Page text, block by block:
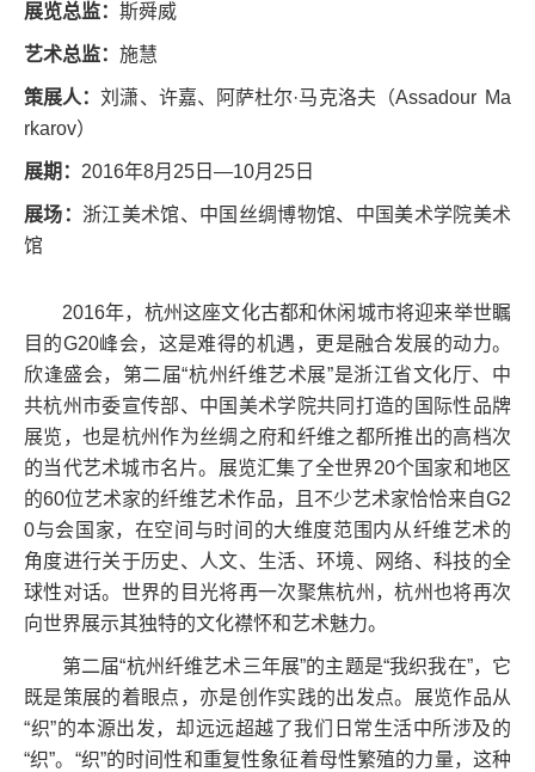
展览总监： 斯舜威
艺术总监： 施慧
策展人：刘潇、许嘉、阿萨杜尔·马克洛夫（Assadour Ma
rkarov）
展期： 2016年8月 25 日—10月 25 日
展场： 浙江美术馆、中国丝绸博物馆、中国美术学院美术
馆
2016年，杭州这座文化古都和休闲城市将迎来举世瞩
目的G20峰会，这是难得的机遇，更是融合发展的动力。
欣逢盛会，第二届“杭州纤维艺术展”是浙江省文化厅、中
共杭州市委宣传部、中国美术学院共同打造的国际性品牌
展览，也是杭州作为丝绸之府和纤维之都所推出的高档次
的当代艺术城市名片。展览汇集了全世界20个国家和地区
的60位艺术家的纤维艺术作品，且不少艺术家恰恰来自G2
0与会国家，在空间与时间的大维度范围内从纤维艺术的
角度进行关于历史、人文、生活、环境、网络、科技的全
球性对话。世界的目光将再一次聚焦杭州，杭州也将再次
向世界展示其独特的文化襟怀和艺术魅力。
第二届“杭州纤维艺术三年展”的主题是“我织我在”，它
既是策展的着眼点，亦是创作实践的出发点。展览作品从
“织”的本源出发，却远远超越了我们日常生活中所涉及的
“织”。“织”的时间性和重复性象征着母性繁殖的力量，这种